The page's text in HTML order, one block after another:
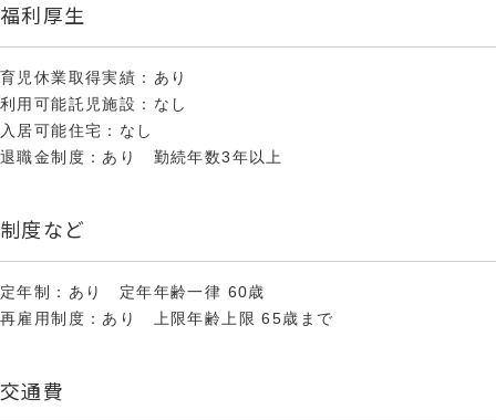
福利厚生
育児休業取得実績：あり
利用可能託児施設：なし
入居可能住宅：なし
退職金制度：あり 勤続年数3年以上
制度など
定年制：あり 定年年齢一律 60歳
再雇用制度：あり 上限年齢上限 65歳まで
交通費